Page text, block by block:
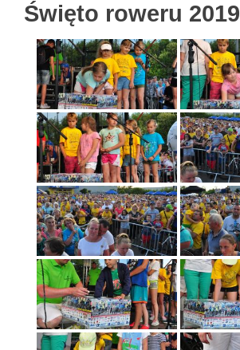
Święto roweru 2019